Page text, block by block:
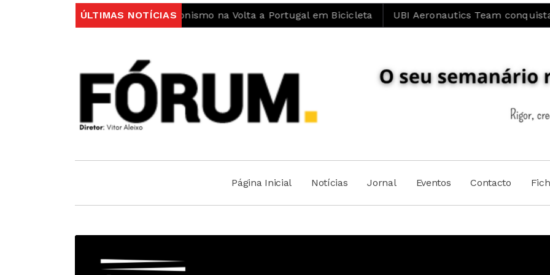
ÚLTIMAS NOTÍCIAS
Região Centro reforça protagonismo na Volta a Portugal em Bicicleta UBI Aeronautics Team conquista
Página Inicial Notícias Jornal Eventos Contacto